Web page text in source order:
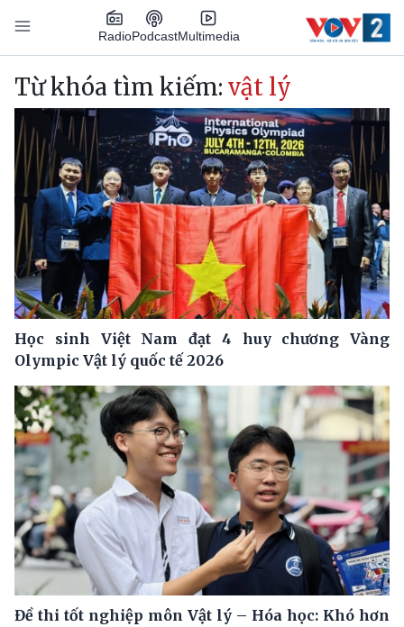
Nhảy đến nội dung
RadioPodcastMultimedia
Main navigation
Từ khóa tìm kiếm: vật lý
Học sinh Việt Nam đạt 4 huy chương Vàng
Olympic Vật lý quốc tế 2026
Đề thi tốt nghiệp môn Vật lý – Hóa học: Khó hơn